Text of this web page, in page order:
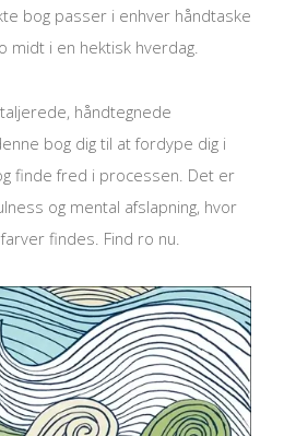
bog passer i enhver håndtaske
midt i en hektisk hverdag.
håndtegnede
bog dig til at fordype dig i
finde fred i processen. Det er
og mental afslapning, hvor
findes. Find ro nu.